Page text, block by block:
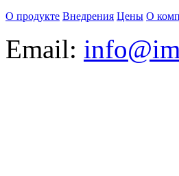
О продукте Внедрения Цены О
Email: